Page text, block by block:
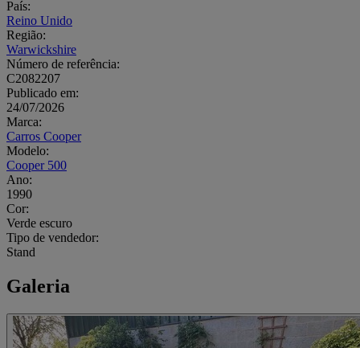
País:
Reino Unido
Região:
Warwickshire
Número de referência:
C2082207
Publicado em:
24/07/2026
Marca:
Carros Cooper
Modelo:
Cooper 500
Ano:
1990
Cor:
Verde escuro
Tipo de vendedor:
Stand
Galeria